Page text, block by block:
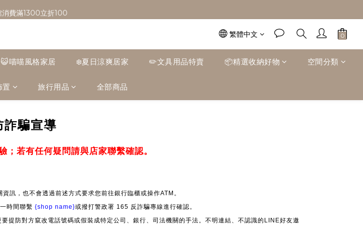
消費滿1300立折100
消費滿1300立折100
超取免運  $1500宅配免運
消費滿1300立折100
繁體中文
😺喵喵風格家居 ❄️夏日涼爽居家 ✏️文具用品特賣 📦精選收納好物 空間分類
置 旅行用品 全部商品
詐騙宣導
若有任何疑問請與店家聯繫確認。
訊，也不會透過前述方式要求您前往銀行臨櫃或操作ATM。
時間聯繫 {shop name}或撥打警政署 165 反詐騙專線進行確認。
防對方竄改電話號碼或假裝成特定公司、銀行、司法機關的手法。不明連結、不認識的LINE好友邀